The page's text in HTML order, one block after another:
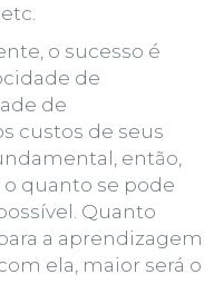
o sucesso é
de
de
custos de seus
então,
o quanto se pode
Quanto
a aprendizagem
ela, maior será o